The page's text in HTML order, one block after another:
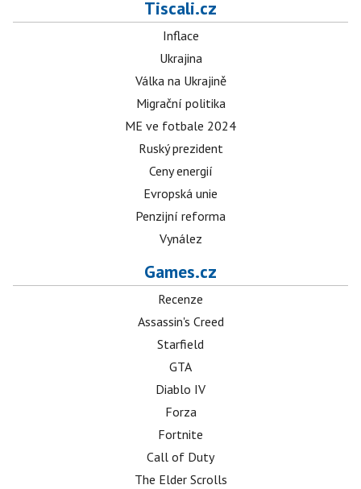
Tiscali.cz
Inflace
Ukrajina
Válka na Ukrajině
Migrační politika
ME ve fotbale 2024
Ruský prezident
Ceny energií
Evropská unie
Penzijní reforma
Vynález
Games.cz
Recenze
Assassin's Creed
Starfield
GTA
Diablo IV
Forza
Fortnite
Call of Duty
The Elder Scrolls